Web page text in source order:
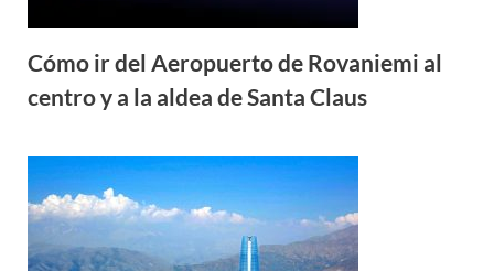
Cómo ir del Aeropuerto de Rovaniemi al
centro y a la aldea de Santa Claus